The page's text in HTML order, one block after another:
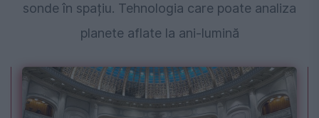
sonde în spațiu. Tehnologia care poate analiza
planete aflate la ani-lumină